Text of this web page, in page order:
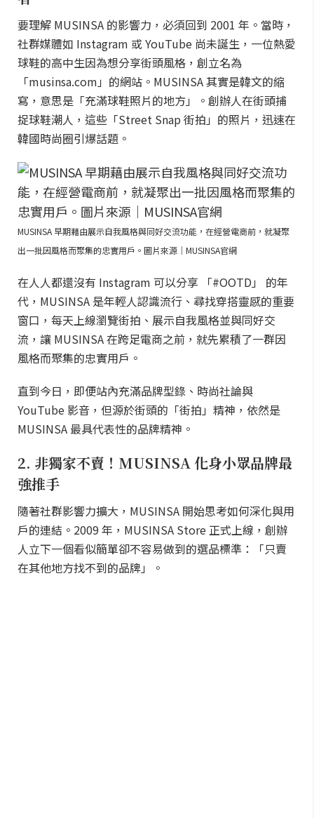
要理解 MUSINSA 的影響力，必須回到 2001 年。當時，
社群媒體如 Instagram 或 YouTube 尚未誕生，一位熱愛
球鞋的高中生因為想分享街頭風格，創立名為
「musinsa.com」的網站。MUSINSA 其實是韓文的縮
寫，意思是「充滿球鞋照片的地方」。創辦人在街頭捕
捉球鞋潮人，這些「Street Snap 街拍」的照片，迅速在
韓國時尚圈引爆話題。
MUSINSA 早期藉由展示自我風格與同好交流功能，在經營電商前，就凝聚
出一批因風格而聚集的忠實用戶。圖片來源｜MUSINSA官網
在人人都還沒有 Instagram 可以分享 「#OOTD」 的年
代，MUSINSA 是年輕人認識流行、尋找穿搭靈感的重要
窗口，每天上線瀏覽街拍、展示自我風格並與同好交
流，讓 MUSINSA 在跨足電商之前，就先累積了一群因
風格而聚集的忠實用戶。
直到今日，即便站內充滿品牌型錄、時尚社論與
YouTube 影音，但源於街頭的「街拍」精神，依然是
MUSINSA 最具代表性的品牌精神。
2. 非獨家不賣！MUSINSA 化身小眾品牌最
強推手
隨著社群影響力擴大，MUSINSA 開始思考如何深化與用
戶的連結。2009 年，MUSINSA Store 正式上線，創辦
人立下一個看似簡單卻不容易做到的選品標準：「只賣
在其他地方找不到的品牌」。